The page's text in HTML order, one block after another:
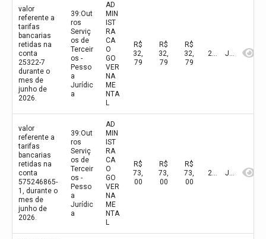
valor
referente a
tarifas
bancarias
retidas na
conta
25322-7
durante o
mes de
junho de
2026.
39:Out
ros
Serviç
os de
Terceir
os -
Pesso
a
Jurídic
a
AD
MIN
IST
RA
CA
O
GO
VER
NA
ME
NTA
L
R$
32,
79
R$
32,
79
R$
32,
79
2026 Junho
valor
referente a
tarifas
bancarias
retidas na
conta
575246865-
1, durante o
mes de
junho de
2026.
39:Out
ros
Serviç
os de
Terceir
os -
Pesso
a
Jurídic
a
AD
MIN
IST
RA
CA
O
GO
VER
NA
ME
NTA
L
R$
73,
00
R$
73,
00
R$
73,
00
2026 Junho